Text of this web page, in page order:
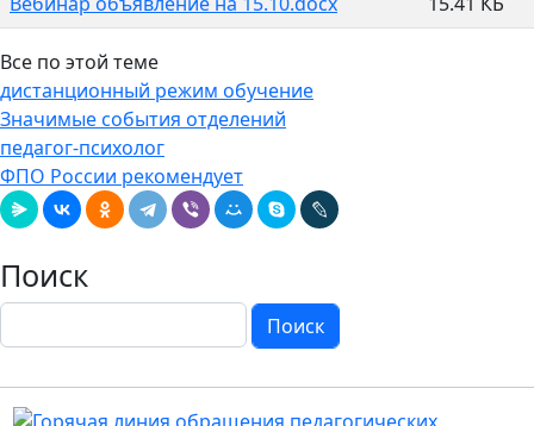
Все по этой теме
дистанционный режим обучение
Значимые события отделений
педагог-психолог
ФПО России рекомендует
Поиск
Поиск